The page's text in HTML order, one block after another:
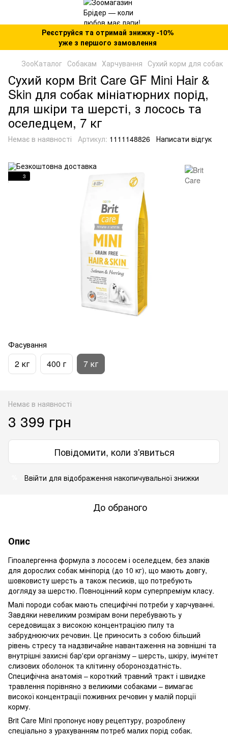
Реєструйся та отримай знижку -10%
уже з першого замовлення
ЗооКаталог Собакам Харчування Сухий корм для собак
Сухий корм Brit Care GF Mini Hair &
Skin для собак мініатюрних порід,
для шкіри та шерсті, з лосось та
оселедцем, 7 кг
Немає в наявності Артикул: 1111148826 Написати відгук
3
Фасування
2 кг 400 г 7 кг
Немає в наявності
3 399 грн
Повідомити, коли з'явиться
Ввійти для відображення накопичувальної знижки
До обраного
Опис
Гіпоалергенна формула з лососем і оселедцем, без злаків
для дорослих собак мініпорід (до 10 кг), що мають довгу,
шовковисту шерсть а також песиків, що потребують
догляду за шерстю. Повноцінний корм суперпреміум класу.
Малі породи собак мають специфічні потреби у харчуванні.
Завдяки невеликим розмірам вони перебувають у
середовищах з високою концентрацією пилу та
забруднюючих речовин. Це приносить з собою більший
рівень стресу та надзвичайне навантаження на зовнішні та
внутрішні захисні бар'єри організму – шерсть, шкіру, імунітет
слизових оболонок та клітинну обороноздатність.
Специфічна анатомія – короткий травний тракт і швидке
травлення порівняно з великими собаками – вимагає
високої концентрації поживних речовин у малій порції
корму.
Brit Care Mini пропонує нову рецептуру, розроблену
спеціально з урахуванням потреб малих порід собак.